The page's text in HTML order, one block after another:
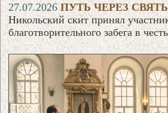
27.07.2026ПУТЬ ЧЕРЕЗ
Никольский скит принял
благотворительного забега в